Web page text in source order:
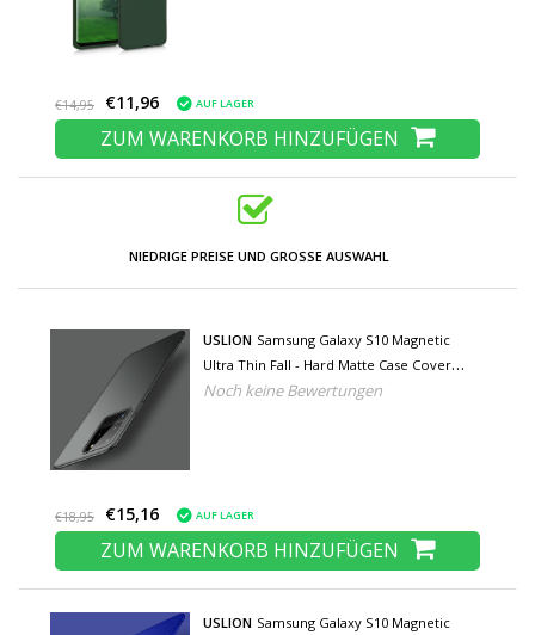
€14,95 €11,96 AUF LAGER
ZUM WARENKORB HINZUFÜGEN
NIEDRIGE PREISE UND GROSSE AUSWAHL
USLION Samsung Galaxy S10 Magnetic
Ultra Thin Fall - Hard Matte Case Cover
Schwarz
Noch keine Bewertungen
€18,95 €15,16 AUF LAGER
ZUM WARENKORB HINZUFÜGEN
USLION Samsung Galaxy S10 Magnetic